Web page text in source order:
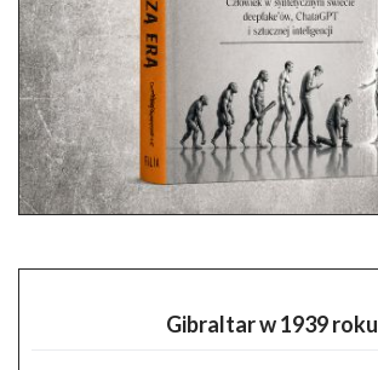
Gibraltar w 1939 roku